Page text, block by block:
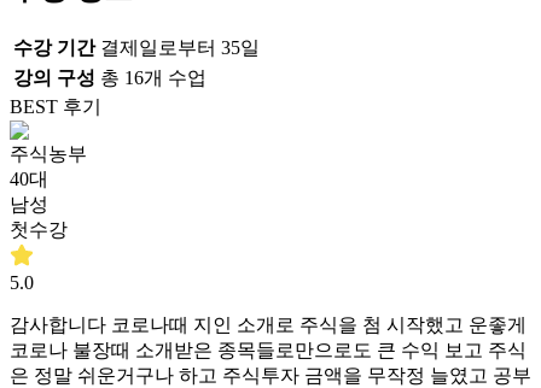
수강 기간 결제일로부터 35일
강의 구성 총 16개 수업
BEST 후기
주식농부
40대
남성
첫수강
5.0
감사합니다 코로나때 지인 소개로 주식을 첨 시작했고 운좋게
코로나 불장때 소개받은 종목들로만으로도 큰 수익 보고 주식
은 정말 쉬운거구나 하고 주식투자 금액을 무작정 늘였고 공부